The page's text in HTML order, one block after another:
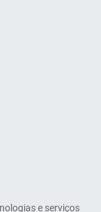
e serviços